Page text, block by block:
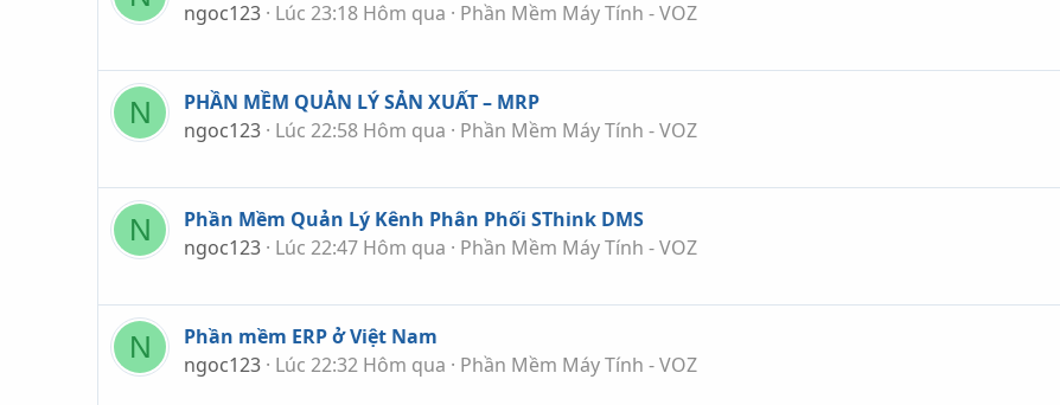
ngoc123 Lúc 23:18 Hôm qua Phần Mềm Máy Tính - VOZ
N
PHẦN MỀM QUẢN LÝ SẢN XUẤT – MRP
ngoc123
Lúc 22:58 Hôm qua Phần Mềm Máy Tính - VOZ
N
Phần Mềm Quản Lý Kênh Phân Phối SThink DMS
ngoc123
Lúc 22:47 Hôm qua Phần Mềm Máy Tính - VOZ
N
Phần mềm ERP ở Việt Nam
ngoc123
Lúc 22:32 Hôm qua Phần Mềm Máy Tính - VOZ